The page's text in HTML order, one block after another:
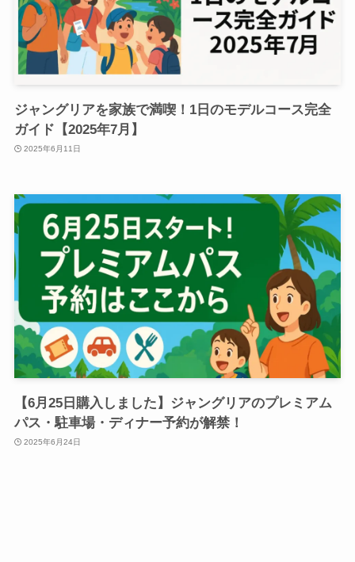
ジャングリアを家族で満喫！1日のモデルコース完全
ガイド【2025年7月】
2025年6月11日
【6月25日購入しました】ジャングリアのプレミアム
パス・駐車場・ディナー予約が解禁！
2025年6月24日